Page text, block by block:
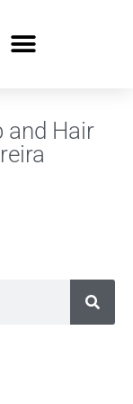
and Hair